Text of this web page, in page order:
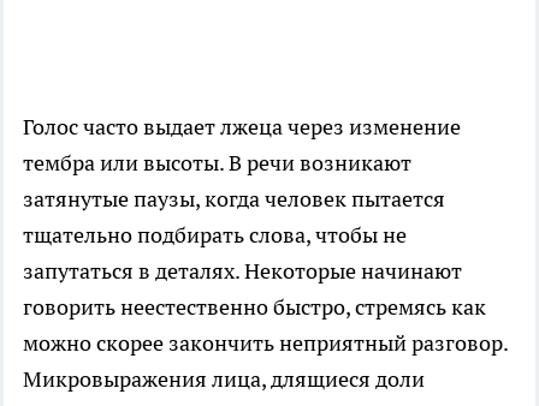
Голос часто выдает лжеца через изменение
тембра или высоты. В речи возникают
затянутые паузы, когда человек пытается
тщательно подбирать слова, чтобы не
запутаться в деталях. Некоторые начинают
говорить неестественно быстро, стремясь как
можно скорее закончить неприятный разговор.
Микровыражения лица, длящиеся доли